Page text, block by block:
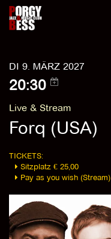
DI 9. MÄRZ 2027
20:30
Live & Stream
Forq (USA)
TICKETS:
Sitzplatz € 25,00
Pay as you wish (Stream)